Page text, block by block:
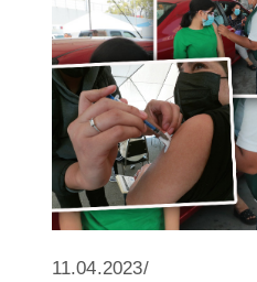
11.04.2023/